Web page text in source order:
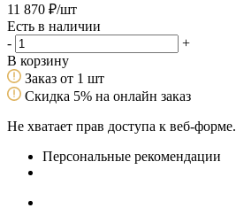
11 870 ₽/шт
Есть в наличии
-
+
В корзину
Заказ от 1 шт
Скидка 5% на онлайн заказ
Не хватает прав доступа к веб-форме.
Персональные рекомендации